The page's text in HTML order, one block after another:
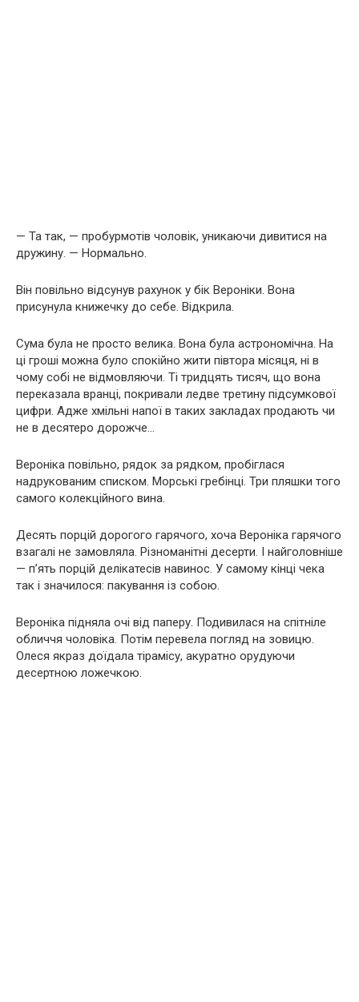
— Та так, — пробурмотів чоловік, уникаючи дивитися на
дружину. — Нормально.
Він повільно відсунув рахунок у бік Вероніки. Вона
присунула книжечку до себе. Відкрила.
Сума була не просто велика. Вона була астрономічна. На
ці гроші можна було спокійно жити півтора місяця, ні в
чому собі не відмовляючи. Ті тридцять тисяч, що вона
переказала вранці, покривали ледве третину підсумкової
цифри. Адже хмільні напої в таких закладах продають чи
не в десятеро дорожче…
Вероніка повільно, рядок за рядком, пробіглася
надрукованим списком. Морські гребінці. Три пляшки того
самого колекційного вина.
Десять порцій дорогого гарячого, хоча Вероніка гарячого
взагалі не замовляла. Різноманітні десерти. І найголовніше
— п’ять порцій делікатесів навинос. У самому кінці чека
так і значилося: пакування із собою.
Вероніка підняла очі від паперу. Подивилася на спітніле
обличчя чоловіка. Потім перевела погляд на зовицю.
Олеся якраз доїдала тірамісу, акуратно орудуючи
десертною ложечкою.